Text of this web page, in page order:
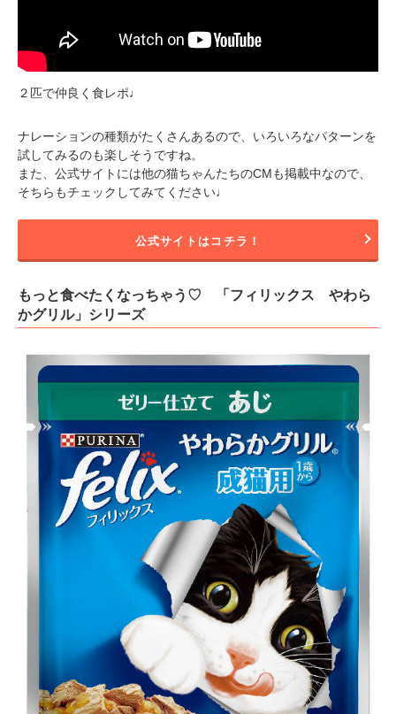
２匹で仲良く食レポ♩
ナレーションの種類がたくさんあるので、いろいろなパターンを
試してみるのも楽しそうですね。
また、公式サイトには他の猫ちゃんたちのCMも掲載中なので、
そちらもチェックしてみてください♩
公式サイトはコチラ！
もっと食べたくなっちゃう♡ 「フィリックス やわら
かグリル」シリーズ